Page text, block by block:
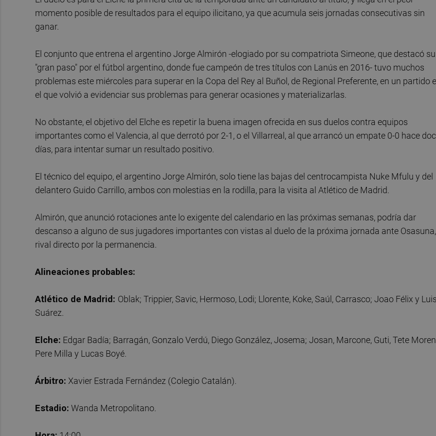
momento posible de resultados para el equipo ilicitano, ya que acumula seis jornadas consecutivas sin
ganar.
El conjunto que entrena el argentino Jorge Almirón -elogiado por su compatriota Simeone, que destacó su
"gran paso" por el fútbol argentino, donde fue campeón de tres títulos con Lanús en 2016- tuvo muchos
problemas este miércoles para superar en la Copa del Rey al Buñol, de Regional Preferente, en un partido
el que volvió a evidenciar sus problemas para generar ocasiones y materializarlas.
No obstante, el objetivo del Elche es repetir la buena imagen ofrecida en sus duelos contra equipos
importantes como el Valencia, al que derrotó por 2-1, o el Villarreal, al que arrancó un empate 0-0 hace
días, para intentar sumar un resultado positivo.
El técnico del equipo, el argentino Jorge Almirón, solo tiene las bajas del centrocampista Nuke Mfulu y del
delantero Guido Carrillo, ambos con molestias en la rodilla, para la visita al Atlético de Madrid.
Almirón, que anunció rotaciones ante lo exigente del calendario en las próximas semanas, podría dar
descanso a alguno de sus jugadores importantes con vistas al duelo de la próxima jornada ante Osasuna,
rival directo por la permanencia.
Alineaciones probables:
Atlético de Madrid: Oblak; Trippier, Savic, Hermoso, Lodi; Llorente, Koke, Saúl, Carrasco; Joao Félix y Luis
Suárez.
Elche: Edgar Badía; Barragán, Gonzalo Verdú, Diego González, Josema; Josan, Marcone, Guti, Tete
Pere Milla y Lucas Boyé.
Árbitro: Xavier Estrada Fernández (Colegio Catalán).
Estadio: Wanda Metropolitano.